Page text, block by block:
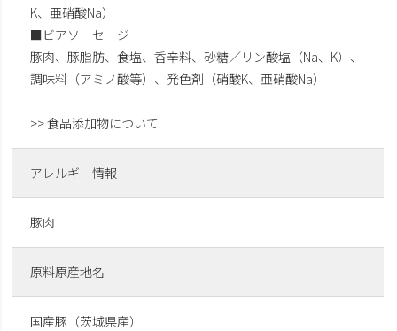
K、亜硝酸Na）
■ビアソーセージ
豚肉、豚脂肪、食塩、香辛料、砂糖／リン酸塩（Na、K）、
調味料（アミノ酸等）、発色剤（硝酸K、亜硝酸Na）
>> 食品添加物について
アレルギー情報
豚肉
原料原産地名
国産豚（茨城県産）